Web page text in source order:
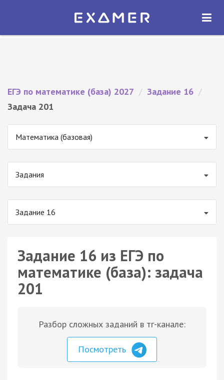
Экзамер — ЕГЭ 2027
ОТКРЫТЬ
ЕГЭ по математике (база) 2027 / Задание 16 /
Задача 201
Математика (базовая)
Задания
Задание 16
Задание 16 из ЕГЭ по
математике (база): задача
201
Разбор сложных заданий в тг-канале:
Посмотреть